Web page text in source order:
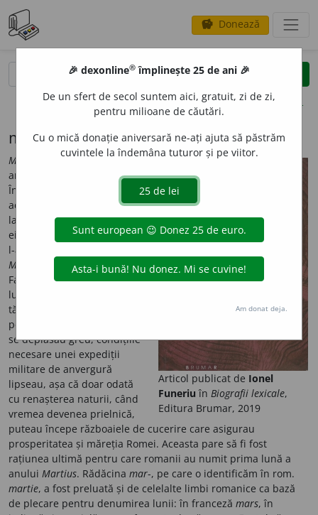
savings Donează
opțiuni
marți, marțieni, mărțișor...
Articol publicat de Ionel
Funeriu în Biografii lexicale,
Editura Brumar, 2019
Martie
era întâia lună a
anului în calendarul roman.
În plan simbolic, luna
aceasta întruchipa trezirea
la viață a naturii, renașterea
ei. Etimologic, numele lunii
l-a dat însă zeul războiului,
Mars
(în româneșteMarte ).
Faptul își are semnificația
lui. Pe timp de iarnă, armele
tăceau, asemenea muzelor
pe timp de război; trupele
se deplasau greu, condițiile
necesare unei expediții
militare de anvergură
lipseau, așa că doar odată
cu renașterea naturii, când
vremea devenea prielnică,
puteau începe războaiele de cucerire care asigurau
prosperitatea și măreția Romei. Aceasta pare să fi fost
rațiunea ultimă pentru care romanii au numit prima lună a
anului Martius. Rădăcina mar-, pe care o identificăm în rom.
martie, a fost preluată și de celelalte limbi romanice ca bază
de plecare pentru denumirea lunii: în franceză mars, în
🎉 dexonline® împlinește 25 de ani 🎉
De un sfert de secol suntem aici, gratuit, zi de zi,
pentru milioane de căutări.
Cu o mică donație aniversară ne-ați ajuta să păstrăm
cuvintele la îndemâna tuturor și pe viitor.
Am donat deja.